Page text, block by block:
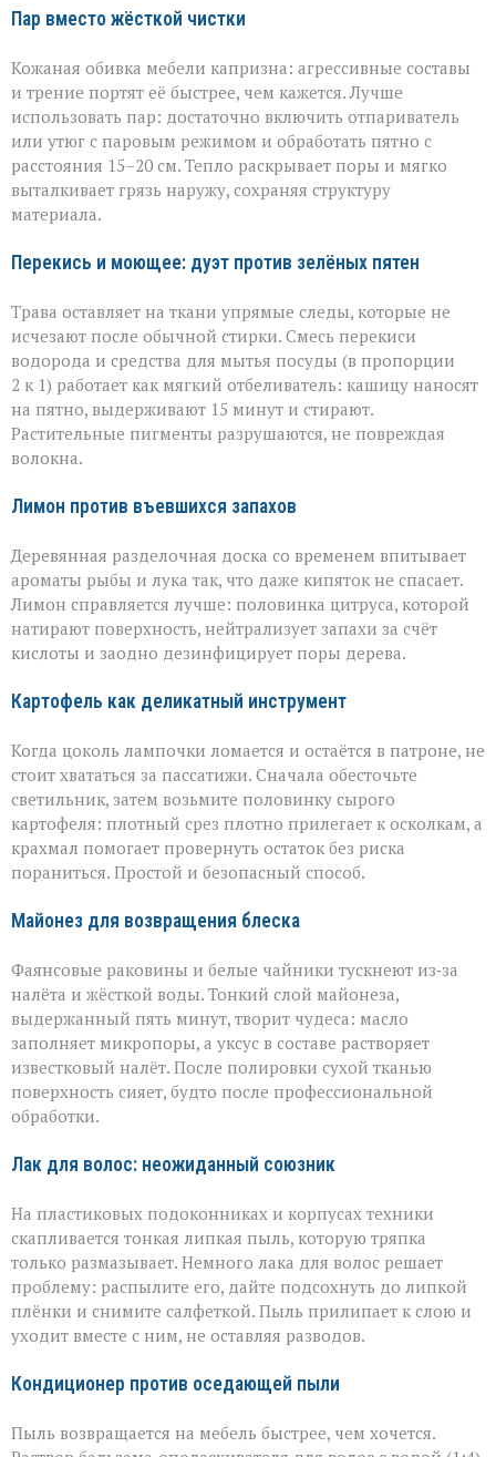
Пар вместо жёсткой чистки
Кожаная обивка мебели капризна: агрессивные составы
и трение портят её быстрее, чем кажется. Лучше
использовать пар: достаточно включить отпариватель
или утюг с паровым режимом и обработать пятно с
расстояния 15–20 см. Тепло раскрывает поры и мягко
выталкивает грязь наружу, сохраняя структуру
материала.
Перекись и моющее: дуэт против зелёных пятен
Трава оставляет на ткани упрямые следы, которые не
исчезают после обычной стирки. Смесь перекиси
водорода и средства для мытья посуды (в пропорции
2 к 1) работает как мягкий отбеливатель: кашицу наносят
на пятно, выдерживают 15 минут и стирают.
Растительные пигменты разрушаются, не повреждая
волокна.
Лимон против въевшихся запахов
Деревянная разделочная доска со временем впитывает
ароматы рыбы и лука так, что даже кипяток не спасает.
Лимон справляется лучше: половинка цитруса, которой
натирают поверхность, нейтрализует запахи за счёт
кислоты и заодно дезинфицирует поры дерева.
Картофель как деликатный инструмент
Когда цоколь лампочки ломается и остаётся в патроне, не
стоит хвататься за пассатижи. Сначала обесточьте
светильник, затем возьмите половинку сырого
картофеля: плотный срез плотно прилегает к осколкам, а
крахмал помогает провернуть остаток без риска
пораниться. Простой и безопасный способ.
Майонез для возвращения блеска
Фаянсовые раковины и белые чайники тускнеют из‑за
налёта и жёсткой воды. Тонкий слой майонеза,
выдержанный пять минут, творит чудеса: масло
заполняет микропоры, а уксус в составе растворяет
известковый налёт. После полировки сухой тканью
поверхность сияет, будто после профессиональной
обработки.
Лак для волос: неожиданный союзник
На пластиковых подоконниках и корпусах техники
скапливается тонкая липкая пыль, которую тряпка
только размазывает. Немного лака для волос решает
проблему: распылите его, дайте подсохнуть до липкой
плёнки и снимите салфеткой. Пыль прилипает к слою и
уходит вместе с ним, не оставляя разводов.
Кондиционер против оседающей пыли
Пыль возвращается на мебель быстрее, чем хочется.